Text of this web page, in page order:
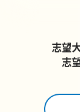
志望
志